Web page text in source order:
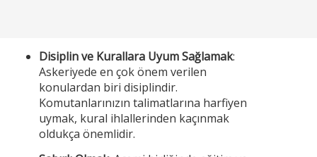
Disiplin ve Kurallara Uyum Sağlamak:
Askeriyede en çok önem verilen
konulardan biri disiplindir.
Komutanlarınızın talimatlarına harfiyen
uymak, kural ihlallerinden kaçınmak
oldukça önemlidir.